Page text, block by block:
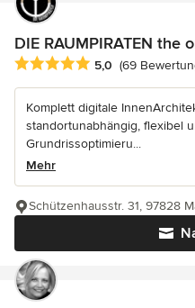
DIE RAUMPIRATEN the
Durchschnittliche
5,0 (69
Komplett digitale
standortunabhängig, flexibel
Grundrissoptimieru...
Mehr
Schützenhausstr. 31, 97828